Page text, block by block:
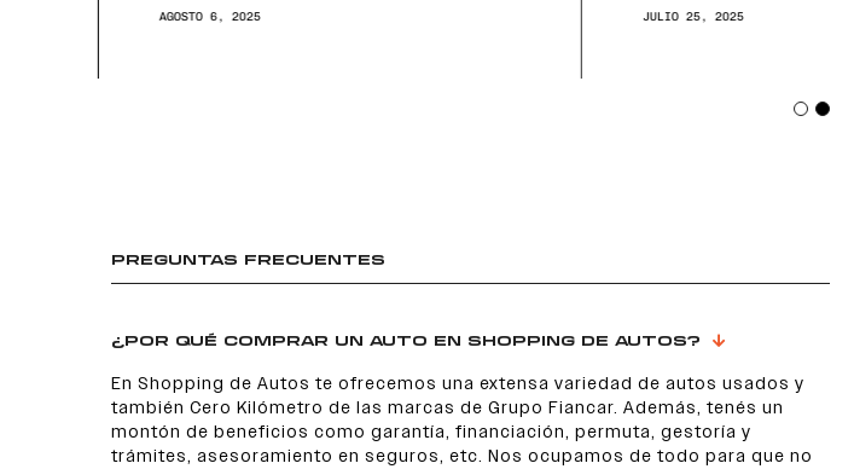
AGOSTO 6, 2025 JULIO 25, 2025
PREGUNTAS FRECUENTES
¿POR QUÉ COMPRAR UN AUTO EN SHOPPING DE AUTOS?
En Shopping de Autos te ofrecemos una extensa variedad de autos usados y
también Cero Kilómetro de las marcas de Grupo Fiancar. Además, tenés un
montón de beneficios como garantía, financiación, permuta, gestoría y
trámites, asesoramiento en seguros, etc. Nos ocupamos de todo para que no